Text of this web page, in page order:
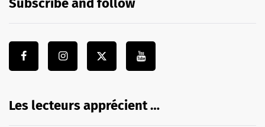
Subscribe and follow
Les lecteurs apprécient …